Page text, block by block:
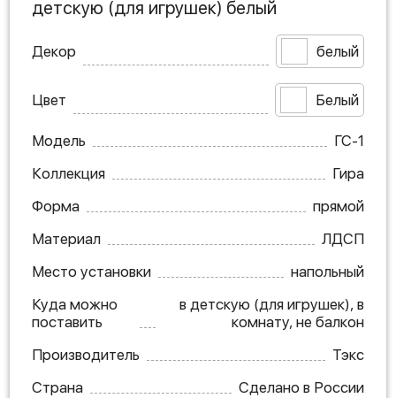
детскую (для игрушек) белый
Декор белый
Цвет Белый
Модель
ГС-1
Коллекция
Гира
Форма
прямой
Материал
ЛДСП
Место установки
напольный
Куда можно
поставить
в детскую (для игрушек), в
комнату, не балкон
Производитель
Тэкс
Страна
Сделано в России